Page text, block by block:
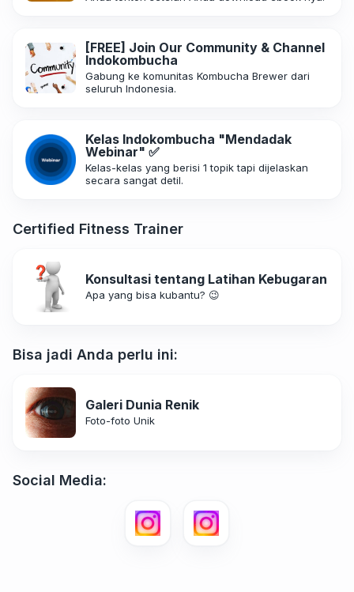
[FREE] Join Our Community & Channel
Indokombucha
Gabung ke komunitas Kombucha Brewer dari
seluruh Indonesia.
Kelas Indokombucha "Mendadak
Webinar" ✅
Kelas-kelas yang berisi 1 topik tapi dijelaskan
secara sangat detil.
Certified Fitness Trainer
Konsultasi tentang Latihan Kebugaran
Apa yang bisa kubantu? 😉
Bisa jadi Anda perlu ini:
Galeri Dunia Renik
Foto-foto Unik
Social Media: